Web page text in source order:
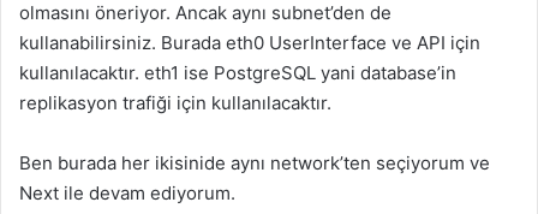
olmasını öneriyor. Ancak aynı subnet’den de
kullanabilirsiniz. Burada eth0 UserInterface ve API için
kullanılacaktır. eth1 ise PostgreSQL yani database’in
replikasyon trafiği için kullanılacaktır.
Ben burada her ikisinide aynı network’ten seçiyorum ve
Next ile devam ediyorum.